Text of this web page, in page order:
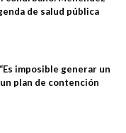
de salud pública
imposible generar un
plan de contención